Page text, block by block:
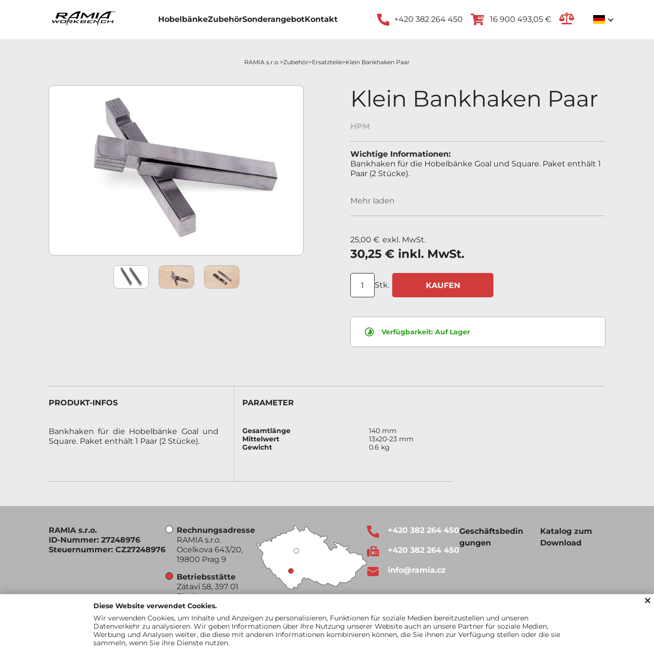
HobelbänkeZubehörSonderangebotKontakt +420 382 264 450 16 900 493,05 €
40
RAMIA s.r.o. Zubehör Ersatzteile Klein Bankhaken Paar
Klein Bankhaken Paar
HPM
Wichtige Informationen:
Bankhaken für die Hobelbänke Goal und Square. Paket enthält 1
Paar (2 Stücke).
Mehr laden
25,00 € exkl. MwSt.
30,25 € inkl. MwSt.
Stk. KAUFEN
Verfügbarkeit: Auf Lager
PRODUKT-INFOS
Bankhaken für die Hobelbänke Goal und
Square. Paket enthält 1 Paar (2 Stücke).
PARAMETER
Gesamtlänge
140 mm
Mittelwert
13x20-23 mm
Gewicht
0.6 kg
RAMIA s.r.o.
ID-Nummer: 27248976
Steuernummer: CZ27248976
Rechnungsadresse
RAMIA s.r.o.
Ocelkova 643/20,
19800 Prag 9
Betriebsstätte
Zátaví 58, 397 01
Písek
+420 382 264 450
+420 382 264 450
info@ramia.cz
Geschäftsbedin
gungen
Katalog zum
Download
Diese Website verwendet Cookies.
Wir verwenden Cookies, um Inhalte und Anzeigen zu personalisieren, Funktionen für soziale Medien bereitzustellen und unseren
Datenverkehr zu analysieren. Wir geben Informationen über Ihre Nutzung unserer Website auch an unsere Partner für soziale Medien,
Werbung und Analysen weiter, die diese mit anderen Informationen kombinieren können, die Sie ihnen zur Verfügung stellen oder die sie
sammeln, wenn Sie ihre Dienste nutzen.